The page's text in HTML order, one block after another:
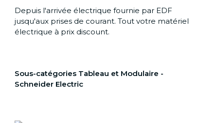
Depuis l'arrivée électrique fournie par EDF
jusqu'aux prises de courant. Tout votre matériel
électrique à prix discount.
Sous-catégories Tableau et Modulaire -
Schneider Electric